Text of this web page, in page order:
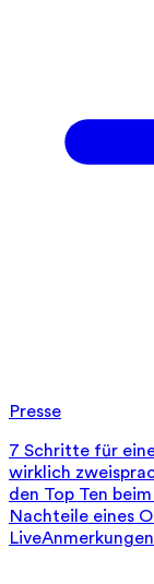
Presse
7 Schritte für
wirklich
den Top Ten
Nachteile eines
Live